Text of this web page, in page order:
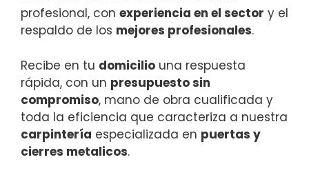
profesional, con experiencia en el sector y el
respaldo de los mejores profesionales.
Recibe en tu domicilio una respuesta
rápida, con un presupuesto sin
compromiso, mano de obra cualificada y
toda la eficiencia que caracteriza a nuestra
carpintería especializada en puertas y
cierres metalicos.